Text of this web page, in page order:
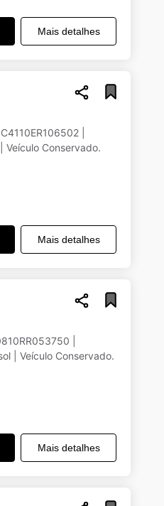
Mais detalhes
|
Veículo Conservado.
Mais detalhes
|
| Veículo Conservado.
Mais detalhes